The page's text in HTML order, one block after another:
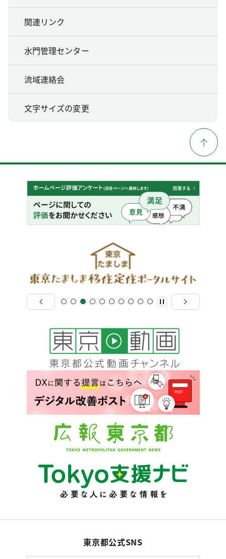
関連リンク
水門管理センター
流域連絡会
文字サイズの変更
東京都公式SNS